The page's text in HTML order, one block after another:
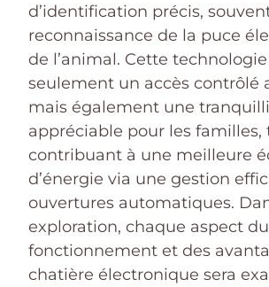
d’identification précis,
reconnaissance de la puce
de l’animal. Cette
seulement un accès contrôlé
mais également une
appréciable pour les familles,
contribuant à une meilleure
d’énergie via une gestion
ouvertures automatiques.
exploration, chaque aspect du
fonctionnement et des
chatière électronique sera